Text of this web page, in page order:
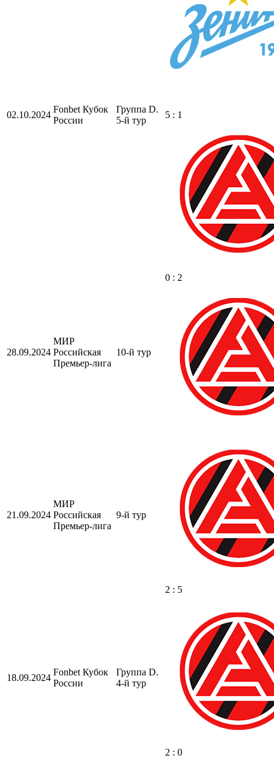
02.10.2024
Fonbet Кубок
России
Группа D.
5-й тур
5 : 1
28.09.2024
МИР
Российская
Премьер-лига
10-й тур
0 : 2
21.09.2024
МИР
Российская
Премьер-лига
9-й тур
2 : 5
18.09.2024
Fonbet Кубок
России
Группа D.
4-й тур
2 : 0